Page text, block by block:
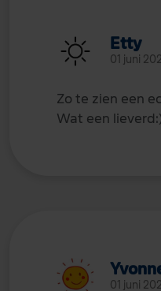
Etty
01 juni
Zo te zien een
Wat een
01 juni